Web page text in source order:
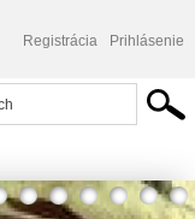
Registrácia Prihlásenie
na vec trochu do hĺbky